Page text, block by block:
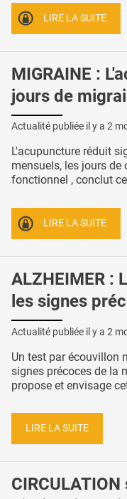
LIRE LA SUITE
MIGRAINE :
jours de
Actualité publiée il y a 2
L'acupuncture réduit
mensuels, les jours de
fonctionnel , conclut
LIRE LA SUITE
ALZHEIMER :
les signes
Actualité publiée il y a 2
Un test par écouvillon
signes précoces de la
propose et envisage
LIRE LA SUITE